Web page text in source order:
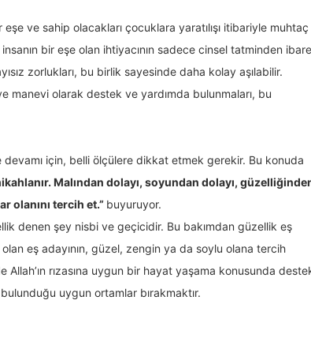
ve sahip olacakları çocuklara yaratılışı itibariyle muhtaç
bir eşe olan ihtiyacının sadece cinsel tatminden
zorlukları, bu birlik sayesinde daha kolay aşılabilir.
manevi olarak destek ve yardımda bulunmaları, bu
devamı için, belli ölçülere dikkat etmek gerekir. Bu konuda
Malından dolayı, soyundan dolayı,
olanını tercih et.” buyuruyor.
denen şey nisbi ve geçicidir. Bu bakımdan güzellik eş
eş adayının, güzel, zengin ya da soylu olana tercih
rızasına uygun bir hayat yaşama konusunda
uygun ortamlar bırakmaktır.